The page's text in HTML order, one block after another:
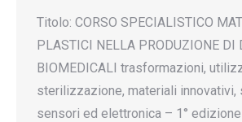
Titolo: CORSO SPECIALISTICO
PLASTICI NELLA PRODUZIONE DI
BIOMEDICALI trasformazioni,
sterilizzazione, materiali innovativi,
sensori ed elettronica – 1°